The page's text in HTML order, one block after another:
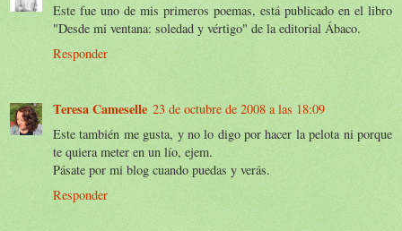
Este fue uno de mis primeros poemas, está publicado en el libro
"Desde mi ventana: soledad y vértigo" de la editorial Ábaco.
Responder
Teresa Cameselle 23 de octubre de 2008 a las 18:09
Este también me gusta, y no lo digo por hacer la pelota ni porque
te quiera meter en un lío, ejem.
Pásate por mi blog cuando puedas y verás.
Responder